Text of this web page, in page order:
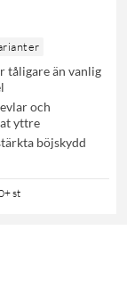
tåligare än vanlig
och
yttre
böjskydd
st